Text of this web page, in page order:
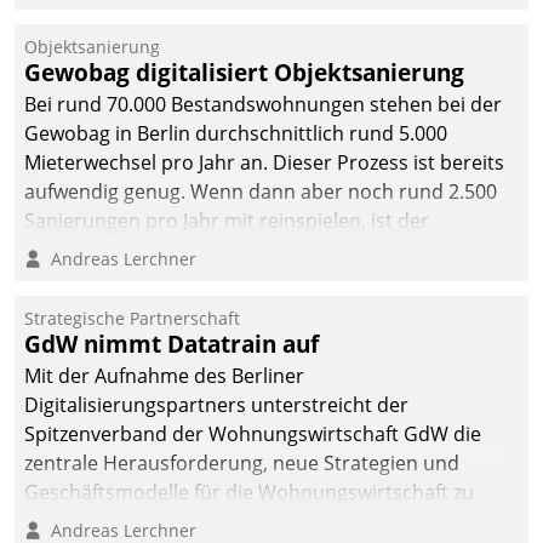
Objektsanierung
Gewobag digitalisiert Objektsanierung
Bei rund 70.000 Bestandswohnungen stehen bei der
Gewobag in Berlin durchschnittlich rund 5.000
Mieterwechsel pro Jahr an. Dieser Prozess ist bereits
aufwendig genug. Wenn dann aber noch rund 2.500
Sanierungen pro Jahr mit reinspielen, ist der
Betreuungs- und Organisationsaufwand immens. Im
kommunale Wohnungsbauunternehmen daher
gemeinsam mit der Berliner Datatrain GmbH den
Teilprozess der Objektsanierung digitalisiert.
Andreas Lerchner
Strategische Partnerschaft
GdW nimmt Datatrain auf
Mit der Aufnahme des Berliner
Digitalisierungspartners unterstreicht der
Spitzenverband der Wohnungswirtschaft GdW die
zentrale Herausforderung, neue Strategien und
Geschäftsmodelle für die Wohnungswirtschaft zu
entwickeln.
Andreas Lerchner